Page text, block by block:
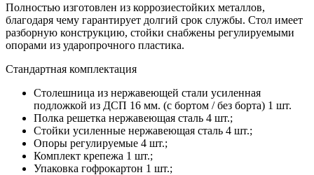
Полностью изготовлен из коррозиестойких металлов,
благодаря чему гарантирует долгий срок службы. Стол имеет
разборную конструкцию, стойки снабжены регулируемыми
опорами из ударопрочного пластика.
Стандартная комплектация
Столешница из нержавеющей стали усиленная
подложкой из ДСП 16 мм. (с бортом / без борта) 1 шт.
Полка решетка нержавеющая сталь 4 шт.;
Стойки усиленные нержавеющая сталь 4 шт.;
Опоры регулируемые 4 шт.;
Комплект крепежа 1 шт.;
Упаковка гофрокартон 1 шт.;